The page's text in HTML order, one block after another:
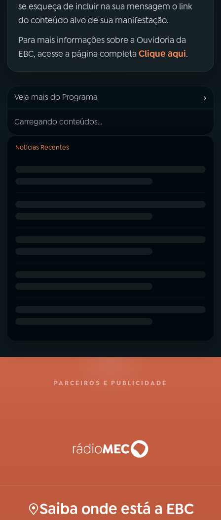
se esqueça de incluir na sua mensagem o link
do conteúdo alvo de sua manifestação.
Para mais informações sobre a Ouvidoria da
EBC, acesse a página completa Clique aqui.
Veja mais do Programa ›
Carregando conteúdos...
Notícias Recentes
PARCEIROS E PUBLICIDADE
Saiba onde está a EBC